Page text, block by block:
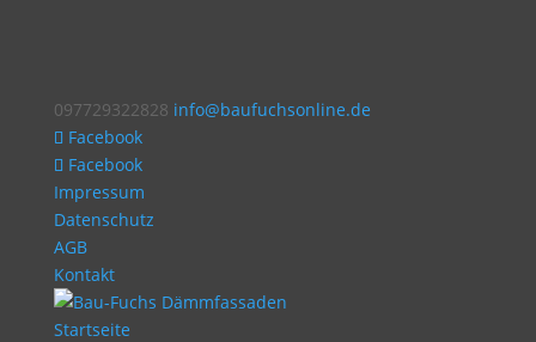
097729322828 info@baufuchsonline.de
Facebook
Facebook
Impressum
Datenschutz
AGB
Kontakt
Startseite